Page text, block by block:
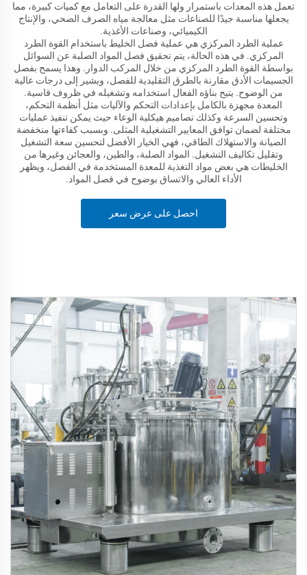
تعمل هذه المعدات باستمرار ولها القدرة على التعامل مع كميات كبيرة، مما
يجعلها مناسبة جيدًا للصناعات مثل معالجة مياه الصرف الصحي، والإنتاج
الكيميائي، وصناعات الأغذية.
عملية الطرد المركزي هي عملية فصل الخليط باستخدام القوة الطرد
المركزي. في هذه الحالة، يتم تحقيق فصل المواد الصلبة عن السوائل
بواسطة القوة الطرد المركزي من خلال المركب الدوار. وهذا يسمح بفصل
الجسيمات الأدق مقارنة بالطرق التقليدية للفصل، ويشير إلى درجات عالية
من الوضوح. يتيح بناؤه الفعال استخدامه وتشغيله في ظروف قاسية.
المعدة مجهزة بالكامل بإعدادات التحكم والآليات مثل أنظمة التحكم،
وتحسين السرعة وكذلك تصاميم هيكلية الوعاء حيث يمكن تنفيذ عمليات
مختلفة لضمان توافق المعايير التشغيلية المثلى. وبسبب كفاءتها منخفضة
الصيانة والاستهلاك الطاقي، فهي الخيار الأفضل لتحسين سعة التشغيل
وتقليل تكاليف التشغيل. المواد الصلبة، والطين، والعجائن وغيرها من
الخليطات هي بعض مواد التغذية للمعدة المستخدمة في الفصل، ويظهر
الأداء العالي والاتساق بوضوح في فصل المواد.
احصل على عرض سعر